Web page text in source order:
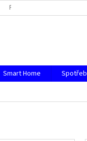
PODMÍNKY OCHRANY
Smart Home